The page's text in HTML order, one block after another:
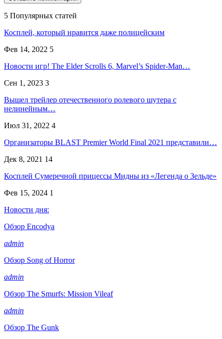
5 Популярных статей
Косплей, который нравится даже полицейским
Фев 14, 2022 5
Новости игр! The Elder Scrolls 6, Marvel’s Spider-Man…
Сен 1, 2023 3
Вышел трейлер отечественного ролевого шутера с
нелинейным…
Июл 31, 2022 4
Организаторы BLAST Premier World Final 2021 представили…
Дек 8, 2021 14
Косплей Сумеречной прицессы Мидны из «Легенда о Зельде»
Фев 15, 2024 1
Новости дня:
Обзор Encodya
admin
Обзор Song of Horror
admin
Обзор The Smurfs: Mission Vileaf
admin
Обзор The Gunk